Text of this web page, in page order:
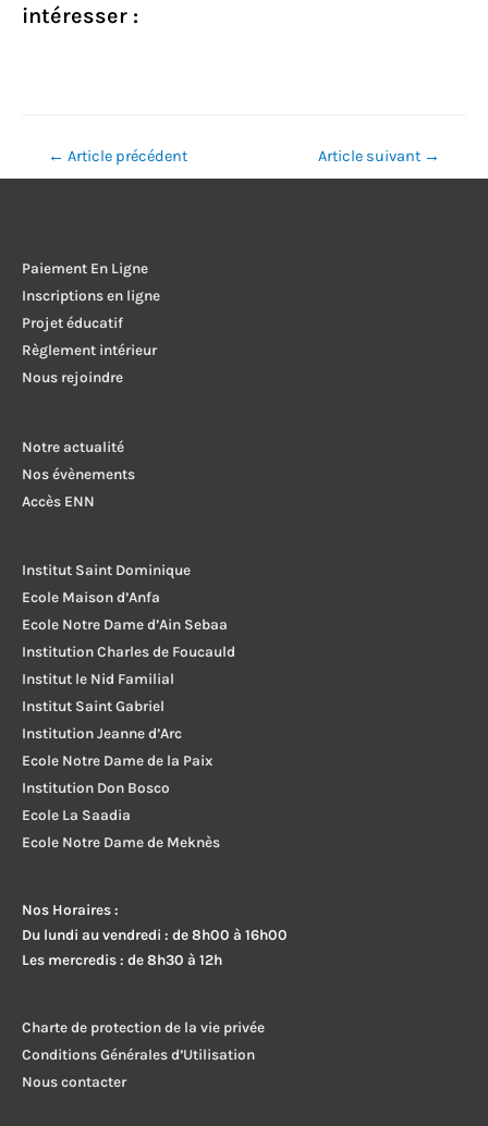
intéresser :
Navigation
de
← Article précédent Article suivant →
Paiement En Ligne
Inscriptions en ligne
Projet éducatif
Règlement intérieur
Nous rejoindre
Notre actualité
Nos évènements
Accès ENN
Institut Saint Dominique
Ecole Maison d’Anfa
Ecole Notre Dame d’Ain Sebaa
Institution Charles de Foucauld
Institut le Nid Familial
Institut Saint Gabriel
Institution Jeanne d’Arc
Ecole Notre Dame de la Paix
Institution Don Bosco
Ecole La Saadia
Ecole Notre Dame de Meknès
Nos Horaires :
Du lundi au vendredi : de 8h00 à 16h00
Les mercredis : de 8h30 à 12h
Charte de protection de la vie privée
Conditions Générales d’Utilisation
Nous contacter